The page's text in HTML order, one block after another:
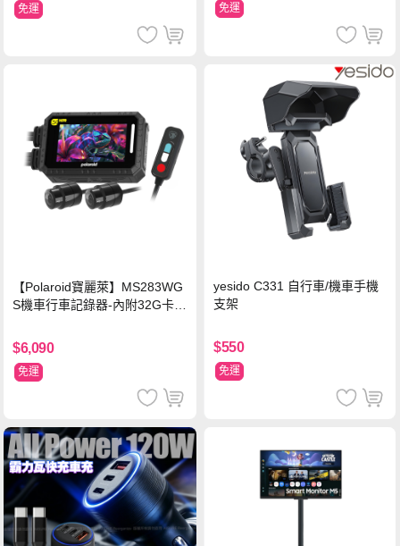
免運 免運
【Polaroid寶麗萊】MS283WG
S機車行車記錄器-內附32G卡
$6,090
免運
yesido C331 自行車/機車手機
支架
$550
免運